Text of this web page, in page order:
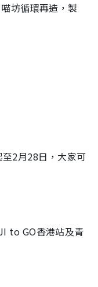
坊循環再造，製
2月28日，大家可
to GO香港站及青